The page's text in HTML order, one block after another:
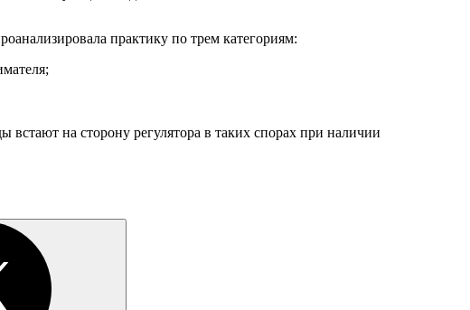
практику по трем категориям:
на сторону регулятора в таких спорах при наличии